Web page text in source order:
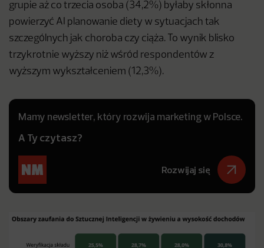
grupie aż co trzecia osoba (34,2%) byłaby skłonna
powierzyć AI planowanie diety w sytuacjach tak
szczególnych jak choroba czy ciąża. To wynik blisko
trzykrotnie wyższy niż wśród respondentów z
wyższym wykształceniem (12,3%).
Mamy newsletter, który rozwija marketing w Polsce.
A Ty czytasz?
Rozwijaj się